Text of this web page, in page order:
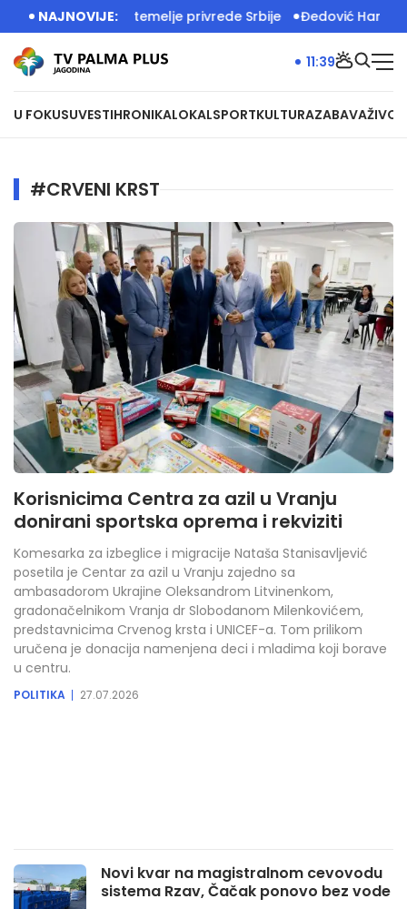
NAJNOVIJE:
radom grade temelje privrede Srbije Đedović
U FOKUSUVESTIHRONIKALOKALSPORTKULTURAZABAVAŽIVOT
11:39
#CRVENI KRST
Korisnicima Centra za azil u Vranju
donirani sportska oprema i rekviziti
Komesarka za izbeglice i migracije Nataša Stanisavljević
posetila je Centar za azil u Vranju zajedno sa
ambasadorom Ukrajine Oleksandrom Litvinenkom,
gradonačelnikom Vranja dr Slobodanom Milenkovićem,
predstavnicima Crvenog krsta i UNICEF-a. Tom prilikom
uručena je donacija namenjena deci i mladima koji borave
u centru.
POLITIKA 27.07.2026
Novi kvar na magistralnom cevovodu
sistema Rzav, Čačak ponovo bez vode